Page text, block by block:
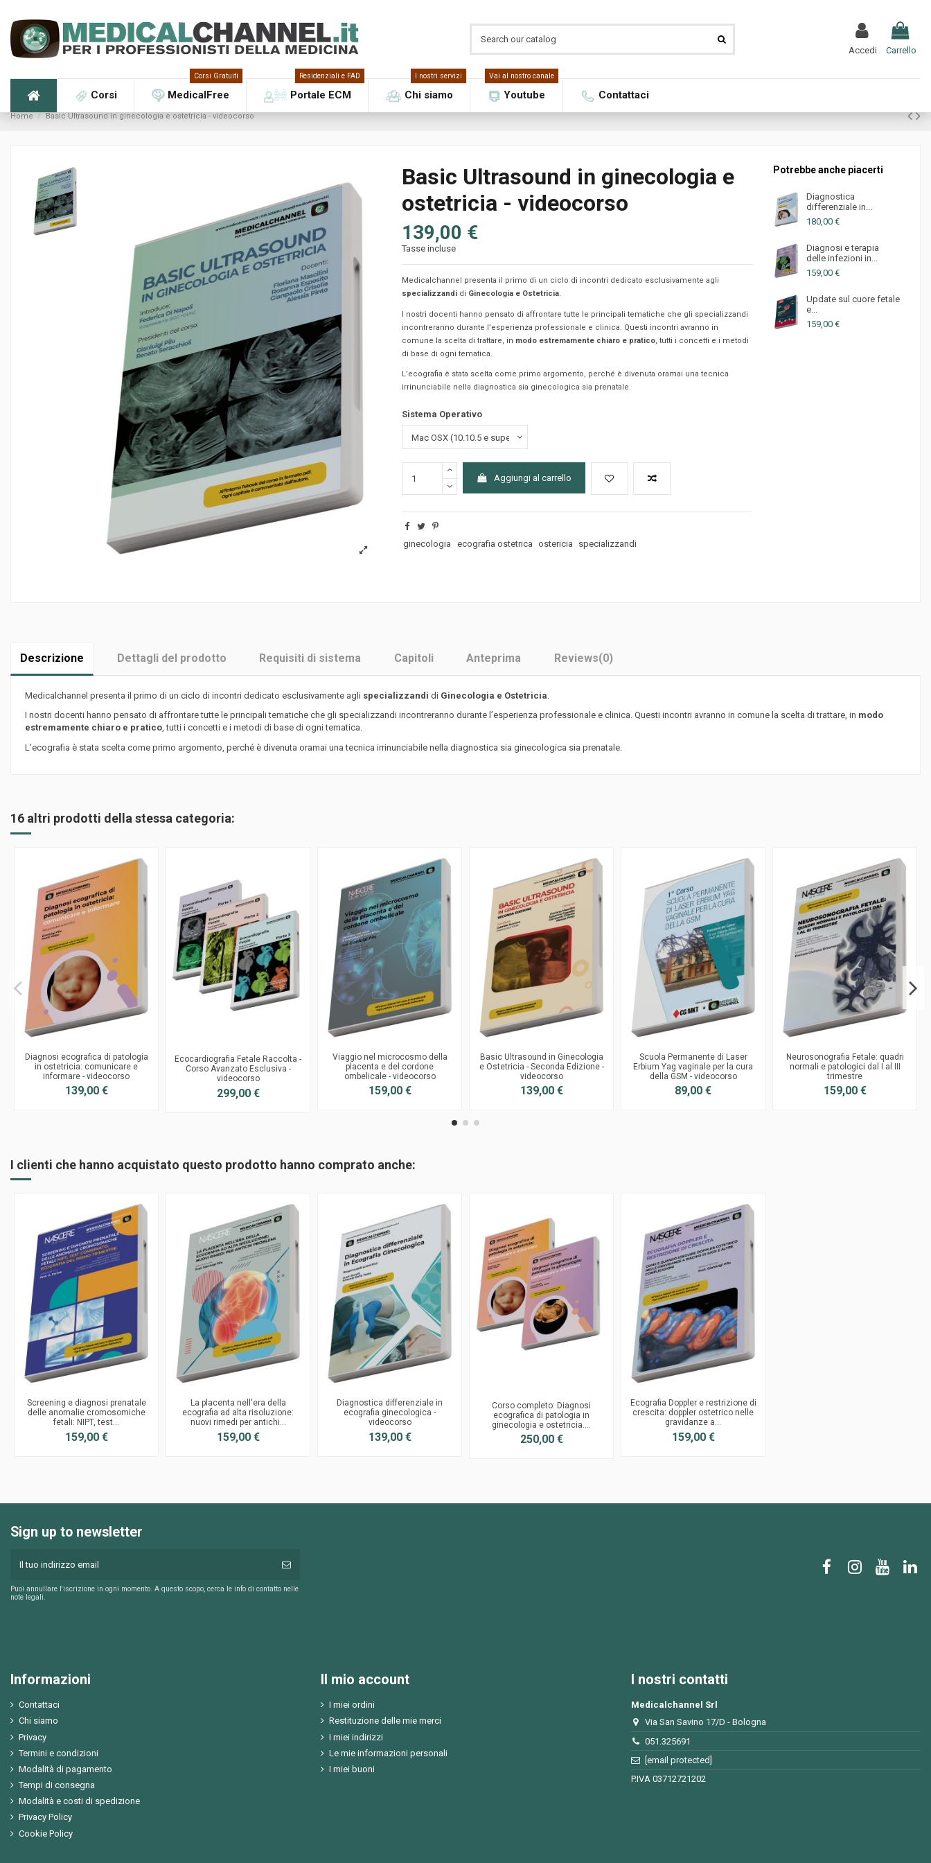
Accedi Carrello
Corsi MedicalFree
Corsi Gratuiti
Portale ECM
Residenziali e FAD
Chi siamo
I nostri servizi
Youtube
Vai al nostro canale
Contattaci
Home Basic Ultrasound in ginecologia e ostetricia - videocorso
Basic Ultrasound in ginecologia e
ostetricia - videocorso
139,00 €
Tasse incluse
Medicalchannel presenta il primo di un ciclo di incontri dedicato esclusivamente agli
specializzandidi Ginecologia e Ostetricia.
I nostri docenti hanno pensato di affrontare tutte le principali tematiche che gli specializzandi
incontreranno durante l’esperienza professionale e clinica. Questi incontri avranno in
comune la scelta di trattare, in modo estremamente chiaro e pratico, tutti i concetti e i metodi
di base di ogni tematica.
L’ecografia è stata scelta come primo argomento, perché è divenuta oramai una tecnica
irrinunciabile nella diagnostica sia ginecologica sia prenatale.
Sistema Operativo
Aggiungi al carrello
ginecologia ecografia ostetrica ostericia specializzandi
Potrebbe anche piacerti
Diagnostica
differenziale in...
180,00 €
Diagnosi e terapia
delle infezioni in...
159,00 €
Update sul cuore fetale
e...
159,00 €
Descrizione Dettagli del prodotto Requisiti di sistema Capitoli Anteprima Reviews(0)
Medicalchannel presenta il primo di un ciclo di incontri dedicato esclusivamente agli specializzandi di Ginecologia e Ostetricia
I nostri docenti hanno pensato di affrontare tutte le principali tematiche che gli specializzandi incontreranno durante l’esperienza professionale e clinica. Questi incontri avranno in comune la scelta di trattare, in modo
estremamente chiaro e pratico, tutti i concetti e i metodi di base di ogni tematica.
L’ecografia è stata scelta come primo argomento, perché è divenuta oramai una tecnica irrinunciabile nella diagnostica sia ginecologica sia prenatale.
16 altri prodotti della stessa categoria:
Diagnosi ecografica di patologia
in ostetricia: comunicare e
informare - videocorso
139,00 €
Ecocardiografia Fetale Raccolta -
Corso Avanzato Esclusiva -
videocorso
299,00 €
Viaggio nel microcosmo della
placenta e del cordone
ombelicale - videocorso
159,00 €
Basic Ultrasound in Ginecologia
e Ostetricia - Seconda Edizione -
videocorso
139,00 €
Scuola Permanente di Laser
Erbium Yag vaginale per la cura
della GSM - videocorso
89,00 €
Neurosonografia Fetale: quadri
normali e patologici dal I al III
trimestre
159,00 €
I clienti che hanno acquistato questo prodotto hanno comprato anche:
Screening e diagnosi prenatale
delle anomalie cromosomiche
fetali: NIPT, test...
159,00 €
La placenta nell'era della
ecografia ad alta risoluzione:
nuovi rimedi per antichi...
159,00 €
Diagnostica differenziale in
ecografia ginecologica -
videocorso
139,00 €
Corso completo: Diagnosi
ecografica di patologia in
ginecologia e ostetricia....
250,00 €
Ecografia Doppler e restrizione di
crescita: doppler ostetrico nelle
gravidanze a...
159,00 €
Sign up to newsletter
Puoi annullare l'iscrizione in ogni momento. A questo scopo, cerca le info di contatto nelle
note legali.
Informazioni
Contattaci
Chi siamo
Privacy
Termini e condizioni
Modalità di pagamento
Tempi di consegna
Modalità e costi di spedizione
Privacy Policy
Cookie Policy
Il mio account
I miei ordini
Restituzione delle mie merci
I miei indirizzi
Le mie informazioni personali
I miei buoni
I nostri contatti
Medicalchannel Srl
Via San Savino 17/D - Bologna
051.325691
[email protected]
P.IVA 03712721202